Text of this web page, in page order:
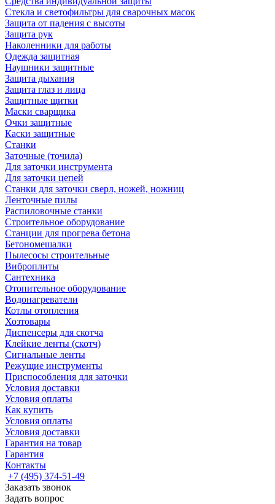
Стекла и светофильтры для сварочных масок
Защита от падения с высоты
Защита рук
Наколенники для работы
Одежда защитная
Наушники защитные
Защита дыхания
Защита глаз и лица
Защитные щитки
Маски сварщика
Очки защитные
Каски защитные
Станки
Заточные (точила)
Для заточки инструмента
Для заточки цепей
Станки для заточки сверл, ножей, ножниц
Ленточные пилы
Распиловочные станки
Строительное оборудование
Станции для прогрева бетона
Бетономешалки
Пылесосы строительные
Виброплиты
Сантехника
Отопительное оборудование
Водонагреватели
Котлы отопления
Хозтовары
Диспенсеры для скотча
Клейкие ленты (скотч)
Сигнальные ленты
Режущие инструменты
Приспособления для заточки
Условия доставки
Условия оплаты
Как купить
Условия оплаты
Условия доставки
Гарантия на товар
Гарантия
Контакты
+7 (495) 374-51-49
Заказать звонок
Задать вопрос